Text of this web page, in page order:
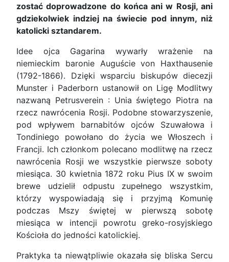
zostać doprowadzone do końca ani w Rosji, ani
gdziekolwiek indziej na świecie pod innym, niż
katolicki sztandarem.
Idee ojca Gagarina wywarły wrażenie na
niemieckim baronie Auguście von Haxthausenie
(1792-1866). Dzięki wsparciu biskupów diecezji
Munster i Paderborn ustanowił on Ligę Modlitwy
nazwaną Petrusverein : Unia świętego Piotra na
rzecz nawrócenia Rosji. Podobne stowarzyszenie,
pod wpływem barnabitów ojców Szuwałowa i
Tondiniego powołano do życia we Włoszech i
Francji. Ich członkom polecano modlitwę na rzecz
nawrócenia Rosji we wszystkie pierwsze soboty
miesiąca. 30 kwietnia 1872 roku Pius IX w swoim
brewe udzielił odpustu zupełnego wszystkim,
którzy wyspowiadają się i przyjmą Komunię
podczas Mszy świętej w pierwszą sobotę
miesiąca w intencji powrotu greko-rosyjskiego
Kościoła do jedności katolickiej.
Praktyka ta niewątpliwie okazała się bliska Sercu